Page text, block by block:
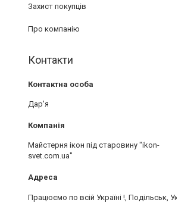
Захист покупців
Про компанію
Контакти
Дар'я
Майстерня ікон під старовину "ikon-
svet.com.ua"
Працюємо по всій Україні !, Подільськ, Україна